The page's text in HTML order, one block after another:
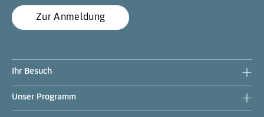
Zur Anmeldung
Ihr Besuch
Unser Programm